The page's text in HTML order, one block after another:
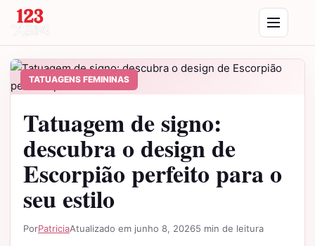
Saltar para o conteúdo
Abrir menu
TATUAGENS FEMININAS
Tatuagem de signo:
descubra o design de
Escorpião perfeito para o
seu estilo
PorPatriciaAtualizado em junho 8, 20265 min de leitura